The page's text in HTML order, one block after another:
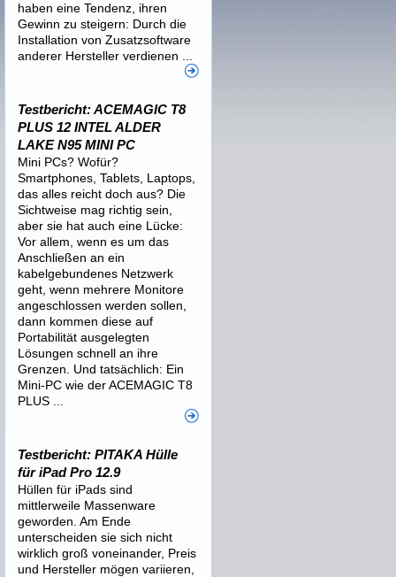
haben eine Tendenz, ihren
Gewinn zu steigern: Durch die
Installation von Zusatzsoftware
anderer Hersteller verdienen ...
Testbericht: ACEMAGIC T8
PLUS 12 INTEL ALDER
LAKE N95 MINI PC
Mini PCs? Wofür?
Smartphones, Tablets, Laptops,
das alles reicht doch aus? Die
Sichtweise mag richtig sein,
aber sie hat auch eine Lücke:
Vor allem, wenn es um das
Anschließen an ein
kabelgebundenes Netzwerk
geht, wenn mehrere Monitore
angeschlossen werden sollen,
dann kommen diese auf
Portabilität ausgelegten
Lösungen schnell an ihre
Grenzen. Und tatsächlich: Ein
Mini-PC wie der ACEMAGIC T8
PLUS ...
Testbericht: PITAKA Hülle
für iPad Pro 12.9
Hüllen für iPads sind
mittlerweile Massenware
geworden. Am Ende
unterscheiden sie sich nicht
wirklich groß voneinander, Preis
und Hersteller mögen variieren,